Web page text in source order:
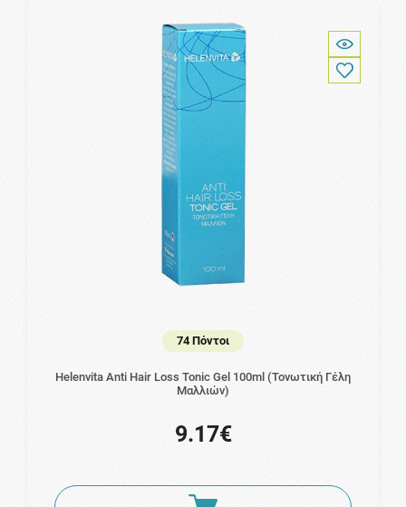
74 Πόντοι
Helenvita Anti Hair Loss Tonic Gel 100ml (Τονωτική Γέλη
Μαλλιών)
9.17€